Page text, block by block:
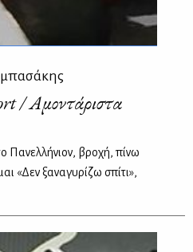
/ Αμοντάριστα
Πανελλήνιον, βροχή, πίνω
«Δεν ξαναγυρίζω σπίτι»,